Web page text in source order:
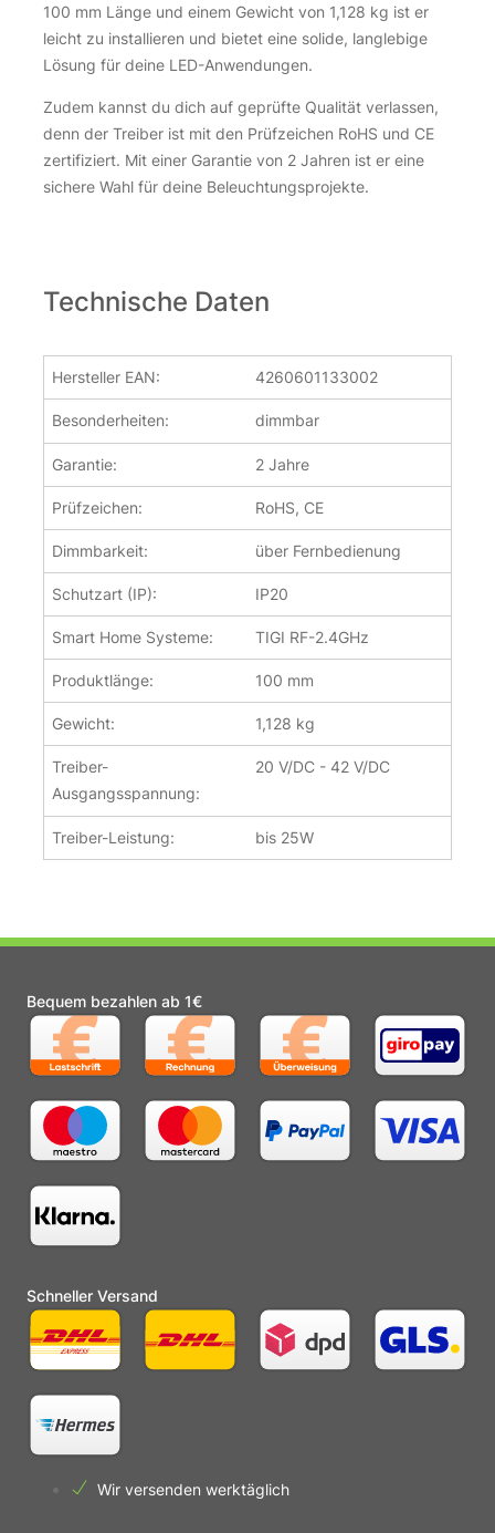
100 mm Länge und einem Gewicht von 1,128 kg ist er
leicht zu installieren und bietet eine solide, langlebige
Lösung für deine LED-Anwendungen.
Zudem kannst du dich auf geprüfte Qualität verlassen,
denn der Treiber ist mit den Prüfzeichen RoHS und CE
zertifiziert. Mit einer Garantie von 2 Jahren ist er eine
sichere Wahl für deine Beleuchtungsprojekte.
Technische Daten
Hersteller EAN: 4260601133002
Besonderheiten: dimmbar
Garantie: 2 Jahre
Prüfzeichen: RoHS, CE
Dimmbarkeit: über Fernbedienung
Schutzart (IP): IP20
Smart Home Systeme: TIGI RF-2.4GHz
Produktlänge: 100 mm
Gewicht: 1,128 kg
Treiber-
Ausgangsspannung:
20 V/DC - 42 V/DC
Treiber-Leistung: bis 25W
Bequem bezahlen ab 1€
Schneller Versand
Wir versenden werktäglich